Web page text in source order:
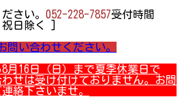
さい。 052-228-7857受付時間
日除く ]
問い合わせください。
月16日（日）まで夏季休業日で
せは受け付けておりません。お問
絡下さいませ。